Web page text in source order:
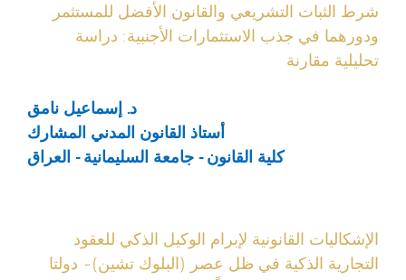
شرط الثبات التشريعي والقانون الأفضل للمستثمر
ودورهما في جذب الاستثمارات الأجنبية: دراسة
تحليلية مقارنة
د. إسماعيل نامق
أستاذ القانون المدني المشارك
كلية القانون - جامعة السليمانية - العراق
الإشكاليات القانونية لإبرام الوكيل الذكي للعقود
التجارية الذكية في ظل عصر (البلوك تشين)- دولتا